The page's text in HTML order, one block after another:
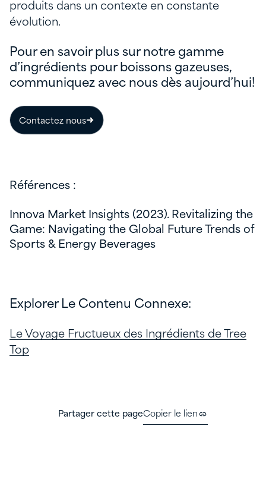
produits dans un contexte en constante
évolution.
Pour en savoir plus sur notre gamme
d’ingrédients pour boissons gazeuses,
communiquez avec nous dès aujourd’hui!
Contactez nous
Références :
Innova Market Insights (2023). Revitalizing the
Game: Navigating the Global Future Trends of
Sports & Energy Beverages
Explorer Le Contenu Connexe:
Le Voyage Fructueux des Ingrédients de Tree
Top
Partager cette pageCopier le lien